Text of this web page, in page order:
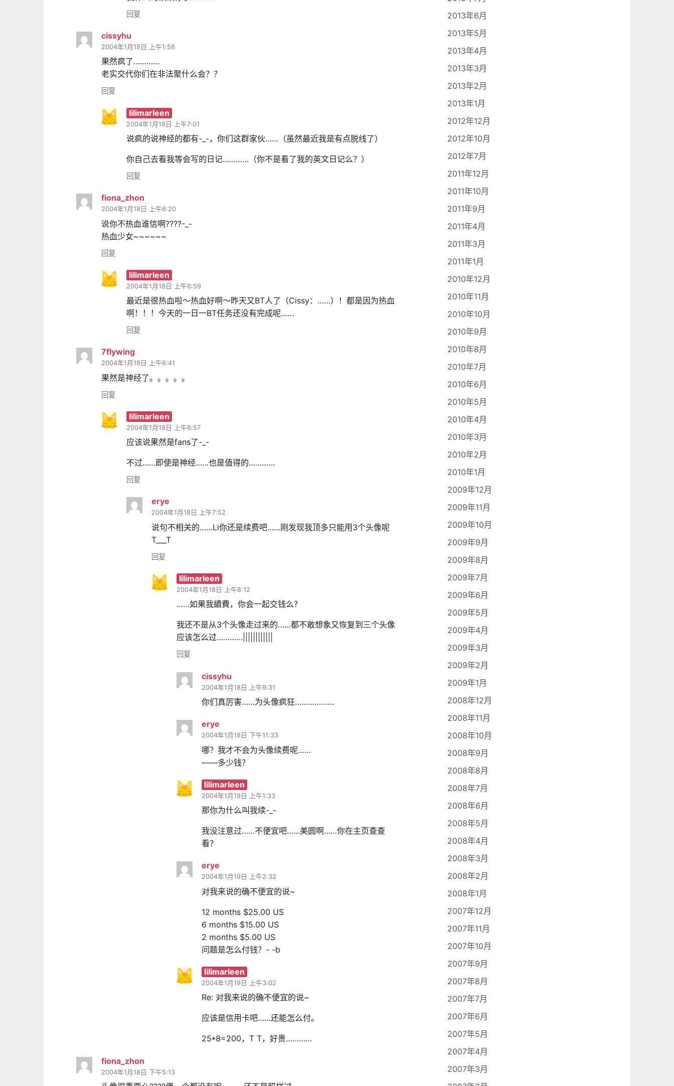
回复
cissyhu
2004年1月18日 上午1:56
果然疯了…………
老实交代你们在非法聚什么会？？
回复
lilimarleen
2004年1月18日 上午7:01
说疯的说神经的都有-_-，你们这群家伙……（虽然最近我是有点脱线了）
你自己去看我等会写的日记…………（你不是看了我的英文日记么？）
回复
fiona_zhon
2004年1月18日 上午6:20
说你不热血谁信啊????-_-
热血少女~~~~~~
回复
lilimarleen
2004年1月18日 上午6:59
最近是很热血啦～热血好啊～昨天又BT人了（Cissy：……）！都是因为热血
啊！！！今天的一日一BT任务还没有完成呢……
回复
7flywing
2004年1月18日 上午6:41
果然是神经了。。。。。
回复
lilimarleen
2004年1月18日 上午6:57
应该说果然是fans了-_-
不过……即使是神经……也是值得的…………
回复
erye
2004年1月18日 上午7:52
说句不相关的……Li你还是续费吧……刚发现我顶多只能用3个头像呢
T___T
回复
lilimarleen
2004年1月18日 上午8:12
……如果我續費，你会一起交钱么？
我还不是从3个头像走过来的……都不敢想象又恢复到三个头像
应该怎么过…………||||||||||||
回复
cissyhu
2004年1月18日 上午9:31
你们真厉害……为头像疯狂………………
erye
2004年1月18日 下午11:33
哪？我才不会为头像续费呢……
——多少钱？
lilimarleen
2004年1月19日 上午1:33
那你为什么叫我续-_-
我没注意过……不便宜吧……美圆啊……你在主页查查
看？
erye
2004年1月19日 上午2:32
对我来说的确不便宜的说~
12 months $25.00 US
6 months $15.00 US
2 months $5.00 US
问题是怎么付钱？- -b
lilimarleen
2004年1月19日 上午3:02
Re: 对我来说的确不便宜的说~
应该是信用卡吧……还能怎么付。
25*8=200，T T，好贵…………
fiona_zhon
2004年1月18日 下午5:13
2013年6月
2013年5月
2013年4月
2013年3月
2013年2月
2013年1月
2012年12月
2012年10月
2012年7月
2011年12月
2011年10月
2011年9月
2011年4月
2011年3月
2011年1月
2010年12月
2010年11月
2010年10月
2010年9月
2010年8月
2010年7月
2010年6月
2010年5月
2010年4月
2010年3月
2010年2月
2010年1月
2009年12月
2009年11月
2009年10月
2009年9月
2009年8月
2009年7月
2009年6月
2009年5月
2009年4月
2009年3月
2009年2月
2009年1月
2008年12月
2008年11月
2008年10月
2008年9月
2008年8月
2008年7月
2008年6月
2008年5月
2008年4月
2008年3月
2008年2月
2008年1月
2007年12月
2007年11月
2007年10月
2007年9月
2007年8月
2007年7月
2007年6月
2007年5月
2007年4月
2007年3月